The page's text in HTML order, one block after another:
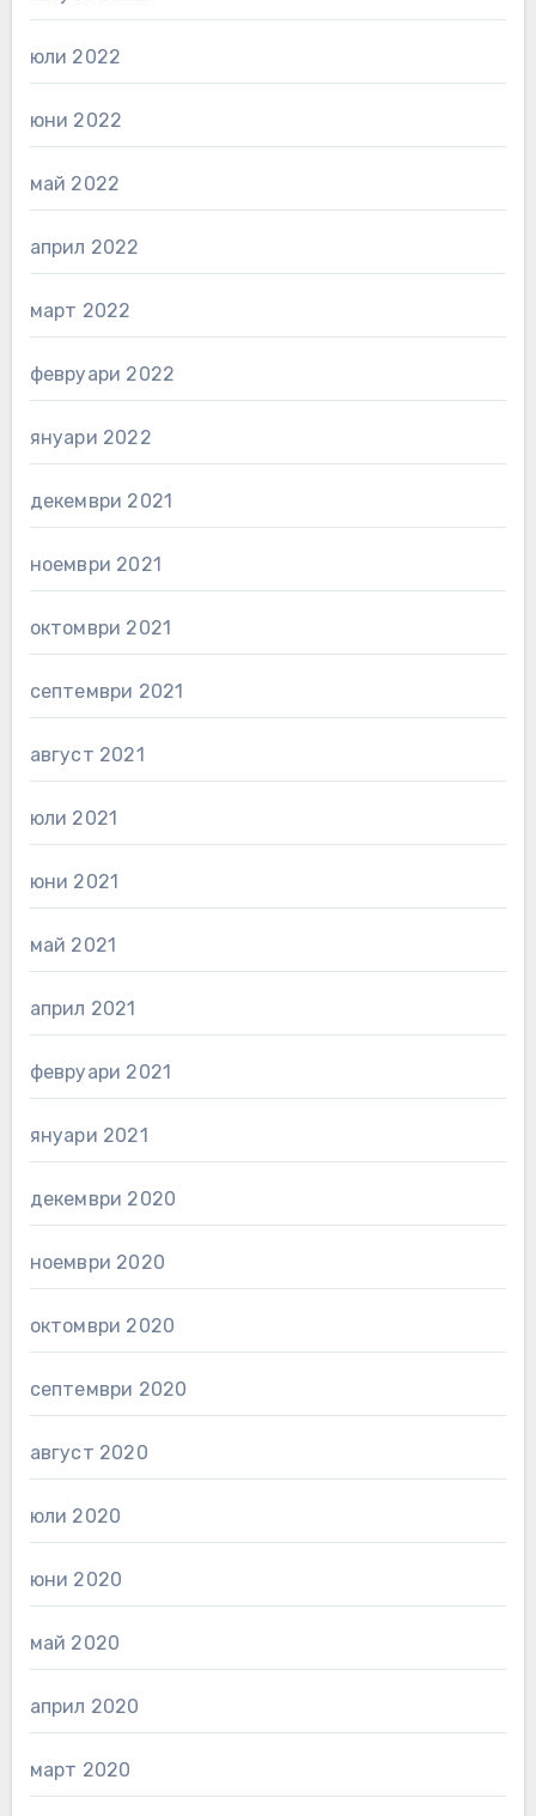
юли 2022
юни 2022
май 2022
април 2022
март 2022
февруари 2022
януари 2022
декември 2021
ноември 2021
октомври 2021
септември 2021
август 2021
юли 2021
юни 2021
май 2021
април 2021
февруари 2021
януари 2021
декември 2020
ноември 2020
октомври 2020
септември 2020
август 2020
юли 2020
юни 2020
май 2020
април 2020
март 2020